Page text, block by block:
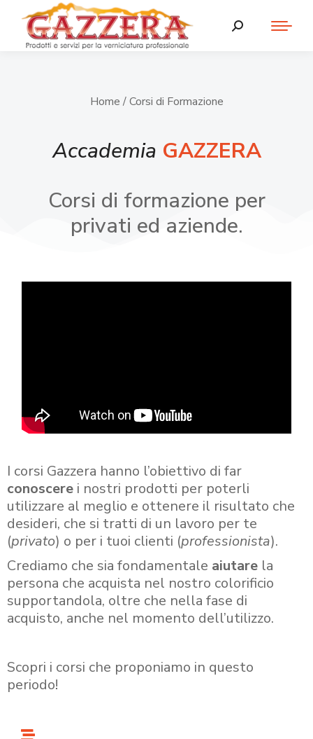
Home / Corsi di Formazione
Accademia GAZZERA
Corsi di formazione per
privati ed aziende.
I corsi Gazzera hanno l’obiettivo di far
conoscere i nostri prodotti per poterli
utilizzare al meglio e ottenere il risultato che
desideri, che si tratti di un lavoro per te
(privato) o per i tuoi clienti (professionista).
Crediamo che sia fondamentale aiutare la
persona che acquista nel nostro colorificio
supportandola, oltre che nella fase di
acquisto, anche nel momento dell’utilizzo.
Scopri i corsi che proponiamo in questo
periodo!